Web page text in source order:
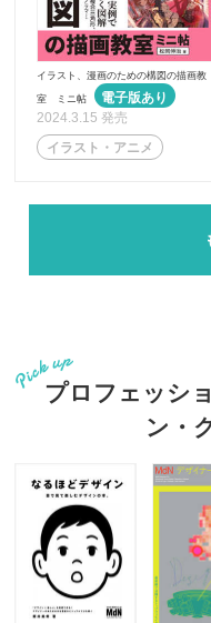
イラスト、漫画のための構図の描画教
室 ミニ帖
2024.3.15 発売
イラスト・アニメ
プロフェッシ
ン・